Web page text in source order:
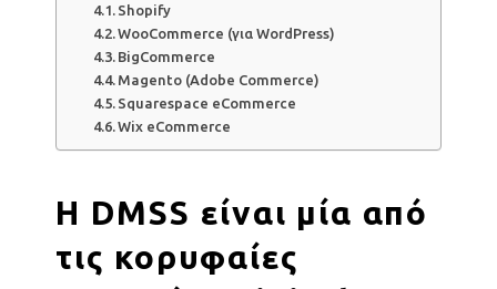
Shopify
WooCommerce (για WordPress)
BigCommerce
Magento (Adobe Commerce)
Squarespace eCommerce
Wix eCommerce
Η DMSS είναι μία από
τις κορυφαίες